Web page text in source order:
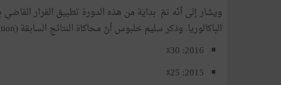
الباكالوريا. وذكر سليم خلبوس أنّ محاكاة النتائج السابقة (simulation) دون احتساب المعدل السنوي أفرزت النسبتين التاليتين:
2016: ٪30
2015: ٪25